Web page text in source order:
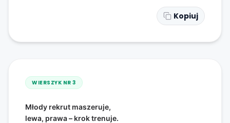
Kopiuj
WIERSZYK NR 3
Młody rekrut maszeruje,
lewa, prawa – krok trenuje.